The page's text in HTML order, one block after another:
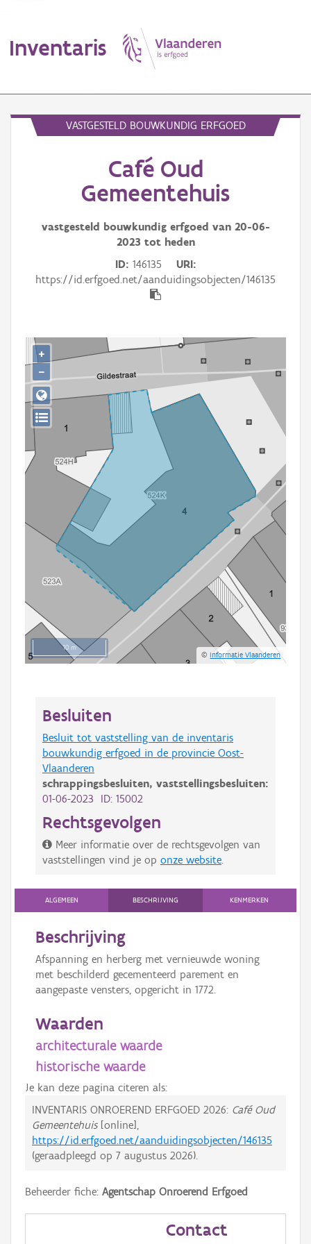
Inventaris
Aanduidingsobject
Waarneming
Gebeurtenis
Downloads
Hergebruik
Aanmelden
VASTGESTELD BOUWKUNDIG ERFGOED
Café Oud
Gemeentehuis
vastgesteld bouwkundig erfgoed van 20-06-
2023 tot heden
ID 146135
URI
https://id.erfgoed.net/aanduidingsobjecten/146135
10 m
©Informatie Vlaanderen
+
−
Besluiten
Besluit tot vaststelling van de inventaris
bouwkundig erfgoed in de provincie Oost-
Vlaanderen
schrappingsbesluiten, vaststellingsbesluiten:
01-06-2023 ID: 15002
Rechtsgevolgen
Meer informatie over de rechtsgevolgen van
vaststellingen vind je op onze website
ALGEMEEN BESCHRIJVING KENMERKEN
Beschrijving
Afspanning en herberg met vernieuwde woning
met beschilderd gecementeerd parement en
aangepaste vensters, opgericht in 1772.
Waarden
architecturale waarde
historische waarde
Je kan deze pagina citeren als:
INVENTARIS ONROEREND ERFGOED 2026: Café Oud
Gemeentehuis[online],
https://id.erfgoed.net/aanduidingsobjecten/146135
(geraadpleegd op 7 augustus 2026).
Beheerder fiche: Agentschap Onroerend Erfgoed
Contact